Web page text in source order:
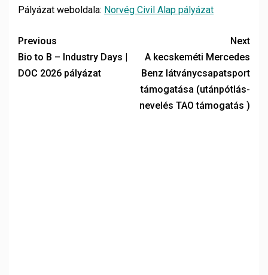
Pályázat weboldala: Norvég Civil Alap pályázat
Previous
Bio to B – Industry Days |
DOC 2026 pályázat
Next
A kecskeméti Mercedes
Benz látványcsapatsport
támogatása (utánpótlás-
nevelés TAO támogatás )